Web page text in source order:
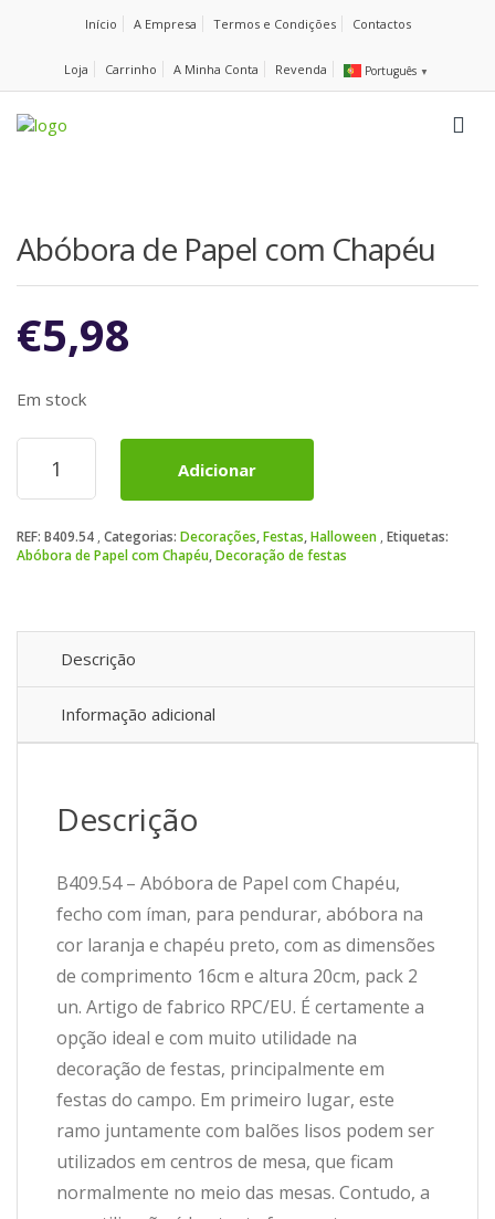
Início A Empresa Termos e Condições Contactos
Loja Carrinho A Minha Conta Revenda Português ▼
Abóbora de Papel com Chapéu
€5,98
Em stock
Quantidade
Abóbora
Papel
com
Adicionar
REF: B409.54 Categorias: Decorações,Festas,Halloween Etiquetas:
Abóbora de Papel com Chapéu,Decoração de festas
Descrição
Informação adicional
Descrição
B409.54 – Abóbora de Papel com Chapéu,
fecho com íman, para pendurar, abóbora na
cor laranja e chapéu preto, com as dimensões
de comprimento 16cm e altura 20cm, pack 2
un. Artigo de fabrico RPC/EU. É certamente a
opção ideal e com muito utilidade na
decoração de festas, principalmente em
festas do campo. Em primeiro lugar, este
ramo juntamente com balões lisos podem ser
utilizados em centros de mesa, que ficam
normalmente no meio das mesas. Contudo, a